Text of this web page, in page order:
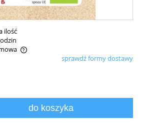
ilość
kosztów płatności
sprawdź formy dostawy
do koszyka